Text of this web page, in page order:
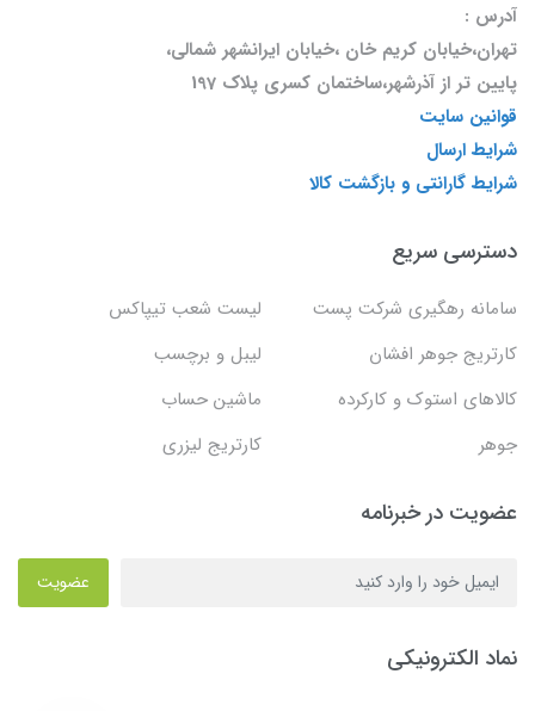
آدرس :
تهران،خیابان کریم خان ،خیابان ایرانشهر شمالی،
پایین تر از آذرشهر،ساختمان کسری پلاک 197
قوانین سایت
شرایط ارسال
شرایط گارانتی و بازگشت کالا
دسترسی سریع
سامانه رهگیری شرکت پست
لیست شعب تیپاکس
کارتریج جوهر افشان
لیبل و برچسب
کالاهای استوک و کارکرده
ماشین حساب
جوهر
کارتریج لیزری
عضویت در خبرنامه
عضویت
نماد الکترونیکی